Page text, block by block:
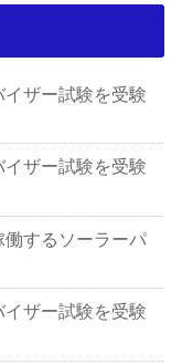
ザー試験を受験
ザー試験を受験
するソーラーパ
ザー試験を受験